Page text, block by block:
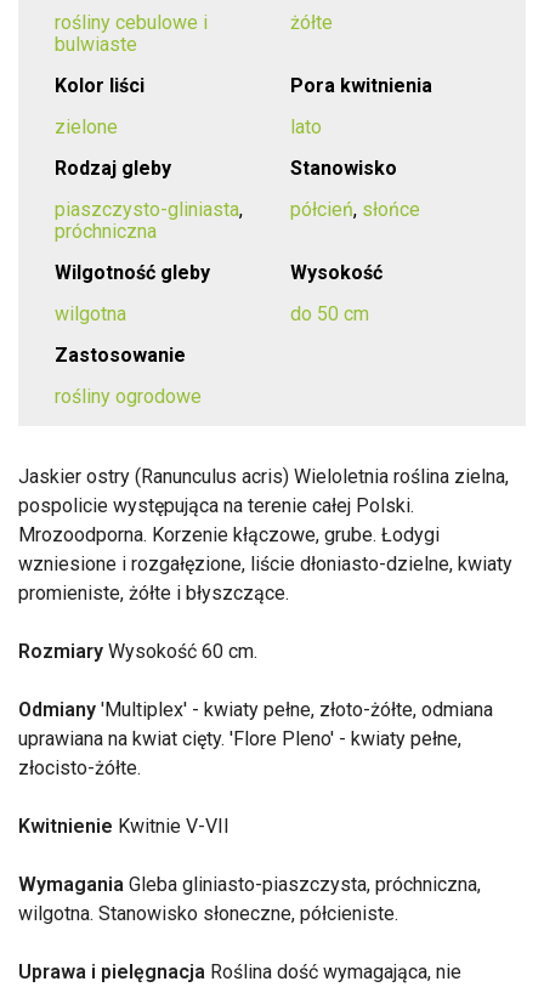
rośliny cebulowe i
bulwiaste
żółte
Kolor liści
zielone
Pora kwitnienia
lato
Rodzaj gleby
piaszczysto-gliniasta,
próchniczna
Stanowisko
półcień, słońce
Wilgotność gleby
wilgotna
Wysokość
do 50 cm
Zastosowanie
rośliny ogrodowe
Jaskier ostry (Ranunculus acris) Wieloletnia roślina zielna,
pospolicie występująca na terenie całej Polski.
Mrozoodporna. Korzenie kłączowe, grube. Łodygi
wzniesione i rozgałęzione, liście dłoniasto-dzielne, kwiaty
promieniste, żółte i błyszczące.
Rozmiary Wysokość 60 cm.
Odmiany 'Multiplex' - kwiaty pełne, złoto-żółte, odmiana
uprawiana na kwiat cięty. 'Flore Pleno' - kwiaty pełne,
złocisto-żółte.
Kwitnienie Kwitnie V-VII
Wymagania Gleba gliniasto-piaszczysta, próchniczna,
wilgotna. Stanowisko słoneczne, półcieniste.
Uprawa i pielęgnacja Roślina dość wymagająca, nie